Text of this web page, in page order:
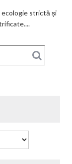
coupe-
urilor
să
strictă și